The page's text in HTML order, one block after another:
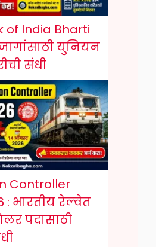
of India Bharti
युनियन
संधी
Controller
: भारतीय रेल्वेत
पदासाठी